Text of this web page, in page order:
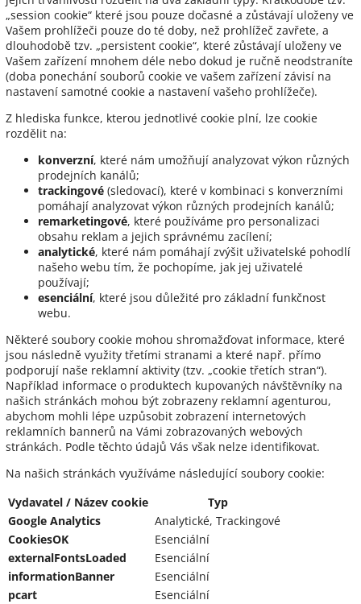
„session cookie“ které jsou pouze dočasné a zůstávají uloženy ve
Vašem prohlížeči pouze do té doby, než prohlížeč zavřete, a
dlouhodobě tzv. „persistent cookie“, které zůstávají uloženy ve
Vašem zařízení mnohem déle nebo dokud je ručně neodstraníte
(doba ponechání souborů cookie ve vašem zařízení závisí na
nastavení samotné cookie a nastavení vašeho prohlížeče).
Z hlediska funkce, kterou jednotlivé cookie plní, lze cookie
rozdělit na:
konverzní, které nám umožňují analyzovat výkon různých
prodejních kanálů;
trackingové (sledovací), které v kombinaci s konverzními
pomáhají analyzovat výkon různých prodejních kanálů;
remarketingové, které používáme pro personalizaci
obsahu reklam a jejich správnému zacílení;
analytické, které nám pomáhají zvýšit uživatelské pohodlí
našeho webu tím, že pochopíme, jak jej uživatelé
používají;
esenciální, které jsou důležité pro základní funkčnost
webu.
Některé soubory cookie mohou shromažďovat informace, které
jsou následně využity třetími stranami a které např. přímo
podporují naše reklamní aktivity (tzv. „cookie třetích stran“).
Například informace o produktech kupovaných návštěvníky na
našich stránkách mohou být zobrazeny reklamní agenturou,
abychom mohli lépe uzpůsobit zobrazení internetových
reklamních bannerů na Vámi zobrazovaných webových
stránkách. Podle těchto údajů Vás však nelze identifikovat.
Na našich stránkách využíváme následující soubory cookie:
Vydavatel / Název cookie
Typ
Google Analytics
Analytické, Trackingové
CookiesOK
Esenciální
externalFontsLoaded
Esenciální
informationBanner
Esenciální
pcart
Esenciální